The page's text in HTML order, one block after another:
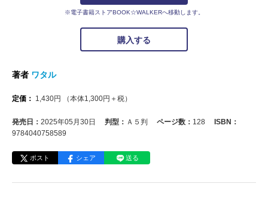
※電子書籍ストアBOOK☆WALKERへ移動します。
購入する
著者 ワタル
定価： 1,430円 （本体1,300円＋税）
発売日： 2025年05月30日 判型： Ａ５判 ページ数： 128
ISBN：
9784040758589
ポスト シェア 送る